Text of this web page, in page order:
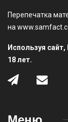
Перепечатка
на
Используя
18 лет.